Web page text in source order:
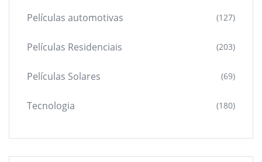
Películas automotivas (127)
Películas Residenciais (203)
Películas Solares (69)
Tecnologia (180)